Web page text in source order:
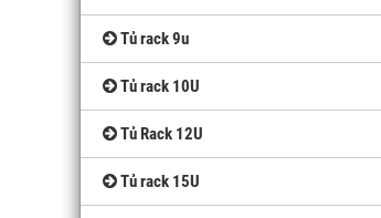
Tủ rack 9u
Tủ rack 10U
Tủ Rack 12U
Tủ rack 15U